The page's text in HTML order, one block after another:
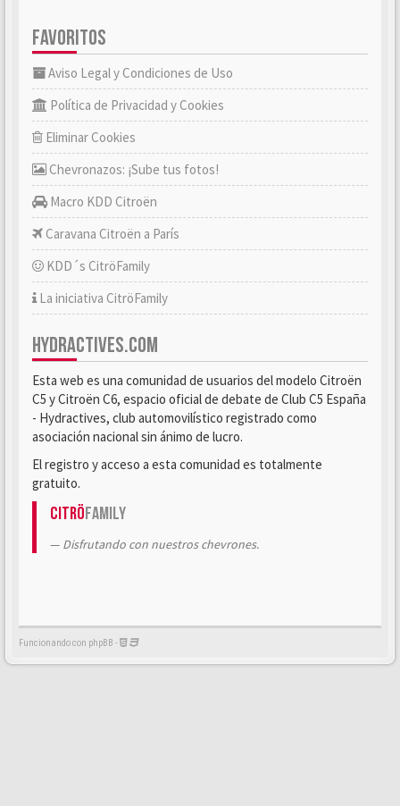
FAVORITOS
Aviso Legal y Condiciones de Uso
Política de Privacidad y Cookies
Eliminar Cookies
Chevronazos: ¡Sube tus fotos!
Macro KDD Citroën
Caravana Citroën a París
KDD´s CitröFamily
La iniciativa CitröFamily
HYDRACTIVES.COM
Esta web es una comunidad de usuarios del modelo Citroën
C5 y Citroën C6, espacio oficial de debate de Club C5 España
- Hydractives, club automovilístico registrado como
asociación nacional sin ánimo de lucro.
El registro y acceso a esta comunidad es totalmente
gratuito.
CitröFamily
Disfrutando con nuestros chevrones.
Funcionando con phpBB -